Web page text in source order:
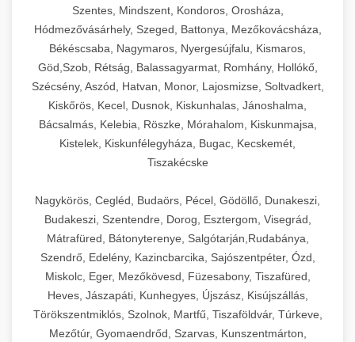
chef-iparikonyhagepek.hu
kereskedelmi csomagoló gép
professzionális konyhák számára. Nagy
kapacitású sütő- és főzőberendezés precíz
hőmérséklet-szabályozással.
chef-iparikonyhagepek.hu
kereskedelmi sütősütő
❄️ 25. Ipari Hűtőszekrény +
Professzionális hűtőegységek és hűtőkamrák
kereskedelmi konyhák számára.
Energiahatékony hűtési megoldások nagy
kapacitással.
chef-iparikonyhagepek.hu
💧 26. Ipari Mosogatógép +
Kereskedelmi mosogatóberendezések nagy
forgalmú éttermi műveletekhez. Gyors tisztítási
ciklusok fertőtlenítési képességekkel.
chef-iparikonyhagepek.hu
🧀 27. Ipari Sajtreszelő Gép +
élelmiszer-előkészítéshez. Különböző reszelési
méretek különböző alkalmazásokhoz.
chef-iparikonyhagepek.hu
kereskedelmi sajtreszelő
🍳 28. Nagykonyhai
Berendezések
+
Teljes körű nagykonyhai berendezések és
professzionális vendéglátóipari kellékek.
Minden, ami szükséges éttermi és catering
műveletekhez.
Szentes, Mindszent, Kondoros, Orosháza,
Hódmezővásárhely, Szeged, Battonya, Mezőkovácsháza,
Békéscsaba, Nagymaros, Nyergesújfalu, Kismaros,
Göd,Szob, Rétság, Balassagyarmat, Romhány, Hollókő,
Szécsény, Aszód, Hatvan, Monor, Lajosmizse, Soltvadkert,
Kiskőrös, Kecel, Dusnok, Kiskunhalas, Jánoshalma,
Bácsalmás, Kelebia, Röszke, Mórahalom, Kiskunmajsa,
Kistelek, Kiskunfélegyháza, Bugac, Kecskemét,
Tiszakécske
Nagykörös, Cegléd, Budaörs, Pécel, Gödöllő, Dunakeszi,
Budakeszi, Szentendre, Dorog, Esztergom, Visegrád,
Mátrafüred, Bátonyterenye, Salgótarján,Rudabánya,
Szendrő, Edelény, Kazincbarcika, Sajószentpéter, Ózd,
Miskolc, Eger, Mezőkövesd, Füzesabony, Tiszafüred,
Heves, Jászapáti, Kunhegyes, Újszász, Kisújszállás,
Törökszentmiklós, Szolnok, Martfű, Tiszaföldvár, Túrkeve,
Mezőtúr, Gyomaendrőd, Szarvas, Kunszentmárton,